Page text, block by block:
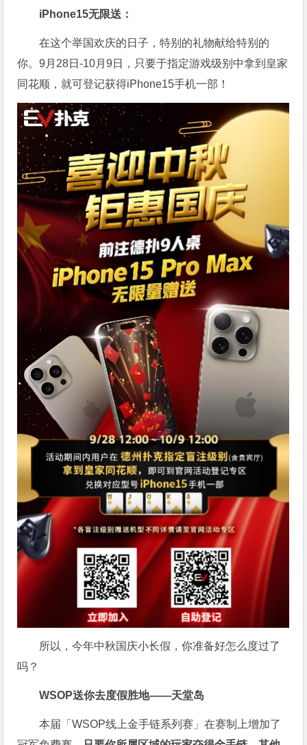
iPhone15无限送：
在这个举国欢庆的日子，特别的礼物献给特别的
你。9月28日-10月9日，只要于指定游戏级别中拿到皇家
同花顺，就可登记获得iPhone15手机一部！
所以，今年中秋国庆小长假，你准备好怎么度过了
吗？
WSOP送你去度假胜地——天堂岛
本届「WSOP线上金手链系列赛」在赛制上增加了